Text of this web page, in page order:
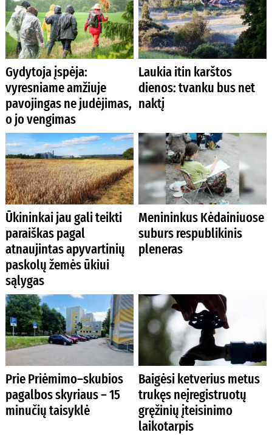
Gydytoja įspėja:
vyresniame amžiuje
pavojingas ne judėjimas,
o jo vengimas
Laukia itin karštos
dienos: tvanku bus net
naktį
Ūkininkai jau gali teikti
paraiškas pagal
atnaujintas apyvartinių
paskolų žemės ūkiui
sąlygas
Menininkus Kėdainiuose
suburs respublikinis
pleneras
Prie Priėmimo–skubios
pagalbos skyriaus – 15
minučių taisyklė
Baigėsi ketverius metus
trukęs neįregistruotų
gręžinių įteisinimo
laikotarpis